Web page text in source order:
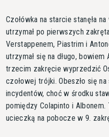
Czołówka na starcie stanęła
utrzymał po pierwszych
Verstappenem, Piastrim i
utrzymał się na długo, bowiem
trzecim zakręcie wyprzedzić
czołowej trójki. Obeszło się
incydentów, choć w środku
pomiędzy Colapinto i Albonem.
ucieczką na pobocze w 9.